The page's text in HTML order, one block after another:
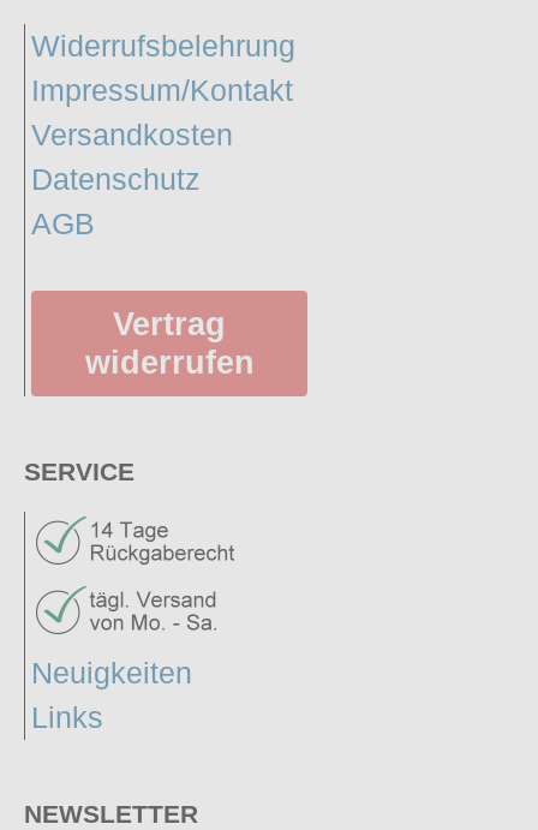
Widerrufsbelehrung
Impressum/Kontakt
Versandkosten
Datenschutz
AGB
Vertrag
widerrufen
SERVICE
Neuigkeiten
Links
NEWSLETTER